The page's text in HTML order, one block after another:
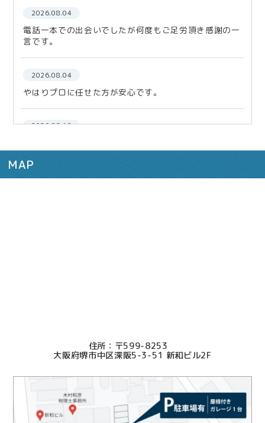
2026.08.04
電話一本での出会いでしたが何度もご足労頂き感謝の一
言です。
2026.08.04
やはりプロに任せた方が安心です。
2026.02.10
2025.12.12
迅速、丁寧にご対応いただき誠にありがとうございまし
2025.07.17
良き先生方に知り合えたことに感謝いたします。
MAP
〒599-8253
大阪府堺市中区深阪5-3-51 新和ビル2F